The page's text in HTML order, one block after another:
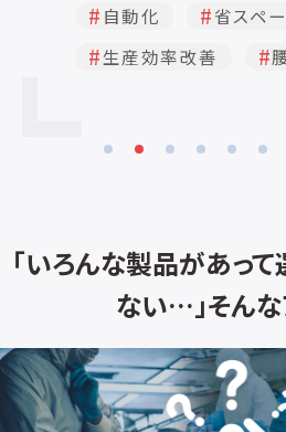
省スペース
生産
「いろんな製品があっ
ない…」そん